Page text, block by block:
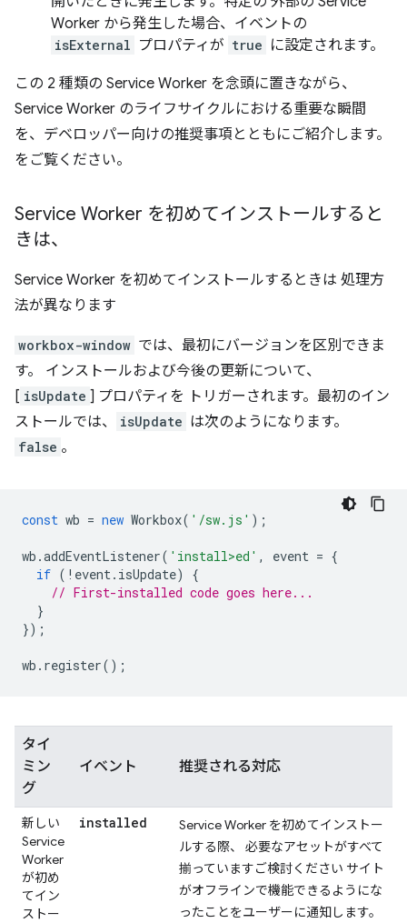
Worker から発生した場合、イベントの
isExternal プロパティが true に設定されます。
この 2 種類の Service Worker を念頭に置きながら、
Service Worker のライフサイクルにおける重要な瞬間
を、デベロッパー向けの推奨事項とともにご紹介します。
をご覧ください。
Service Worker を初めてインストールすると
きは、
Service Worker を初めてインストールするときは 処理方
法が異なります
workbox-window では、最初にバージョンを区別できま
す。 インストールおよび今後の更新について、
[ isUpdate ] プロパティを トリガーされます。最初のイン
ストールでは、
isUpdate は次のようになります。
false 。
const wb = new Workbox( '/sw.js' );
wb .addEventListener( 'install>ed' , event = {
if ( ! event. isUpdate)
{
// First-installed code goes here...
}
});
wb . register();
タイ
ミン
グ
イベント 推奨される対応
新しい
Service
Worker
が初め
てイン
ストー
installed
Service Worker を初めてインストー
ルする際、 必要なアセットがすべて
揃っていますご検討ください サイト
がオフラインで機能できるようにな
ったことをユーザーに通知します。